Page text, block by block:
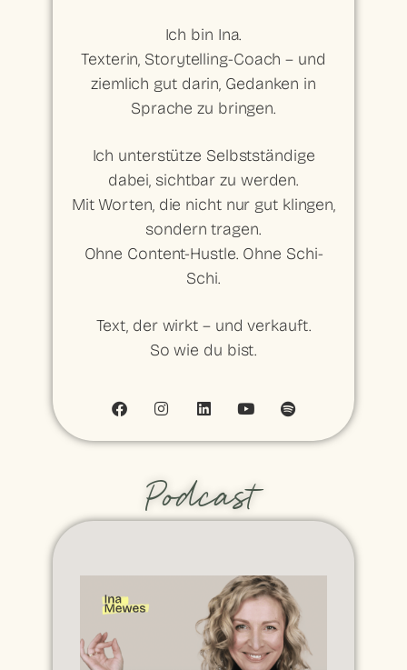
Ich bin Ina.
Texterin, Storytelling-Coach – und
ziemlich gut darin, Gedanken in
Sprache zu bringen.
Ich unterstütze Selbstständige
dabei, sichtbar zu werden.
Mit Worten, die nicht nur gut klingen,
sondern tragen.
Ohne Content-Hustle. Ohne Schi-
Schi.
Text, der wirkt – und verkauft.
So wie du bist.
Podcast